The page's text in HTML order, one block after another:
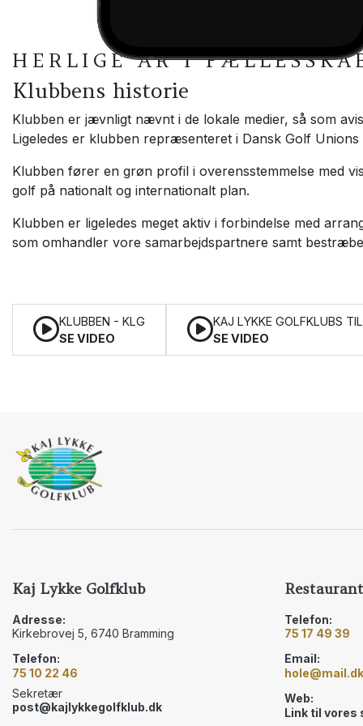
HERLIGE ÅR I
Klubbens historie
Klubben er jævnligt nævnt i de lokale medier, så som
Ligeledes er klubben repræsenteret i Dansk Golf Unions
Klubben fører en grøn profil i overensstemmelse med
golf på nationalt og internationalt plan.
Klubben er ligeledes meget aktiv i forbindelse med
som omhandler vore samarbejdspartnere samt
KLUBBEN - KLG
SE VIDEO
KAJ LYKKE GOLFKLUBS
SE VIDEO
Kaj Lykke Golfklub
Adresse:
Kirkebrovej 5, 6740 Bramming
Telefon:
75 10 22 46
Sekretær
post@kajlykkegolfklub.dk
Telefon:
75 17 49 39
Email:
hole@mail.dk
Web:
Link til vores